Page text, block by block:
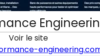
Voir le site